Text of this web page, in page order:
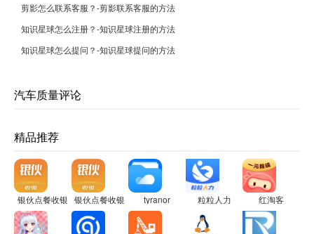
剪影怎么联系客服？-剪影联系客服的方法
知识星球怎么注册？-知识星球注册的方法
知识星球怎么提问？-知识星球提问的方法
汽车质量评论
精品推荐
银伙点餐收银 银伙点餐收银 tyranor 粒粒人力 红淘客